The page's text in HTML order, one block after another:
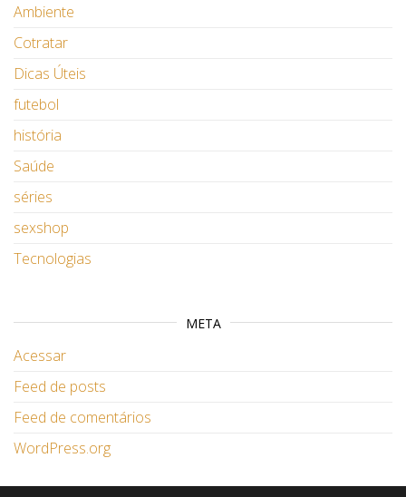
Ambiente
Cotratar
Dicas Úteis
futebol
história
Saúde
séries
sexshop
Tecnologias
META
Acessar
Feed de posts
Feed de comentários
WordPress.org